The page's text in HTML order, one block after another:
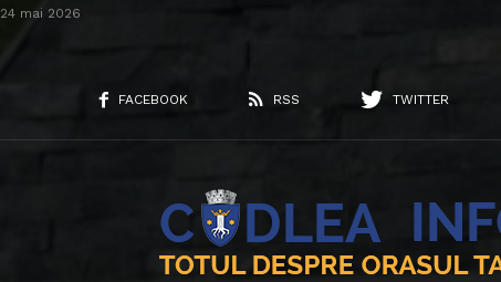
24 mai 2026
FACEBOOK RSS TWITTER